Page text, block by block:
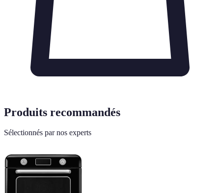
Produits recommandés
Sélectionnés par nos experts